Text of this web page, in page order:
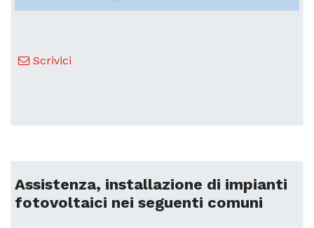
Scrivici
Assistenza, installazione di impianti
fotovoltaici nei seguenti comuni